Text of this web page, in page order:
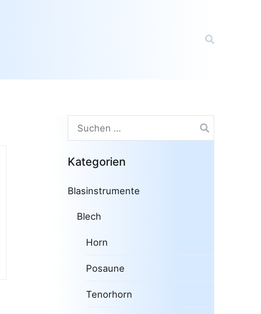
Suchen
nach:
Kategorien
Blasinstrumente
Blech
Horn
Posaune
Tenorhorn